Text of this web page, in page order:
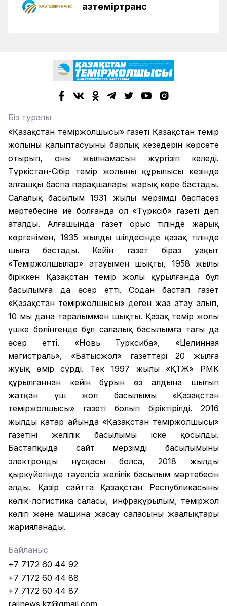
Қазтеміртранс
Біз туралы
«Қазақстан теміржолшысы» газеті Қазақстан темір
жолының қалыптасуының барлық кезеңдерін көрсете
отырып, оның жылнамасын жүргізіп келеді.
Түркістан-Сібір темір жолының құрылысы кезінде
алғашқы баспа парақшалары жарық көре бастады.
Салалық басылым 1931 жылы мерзімді баспасөз
мәртебесіне ие болғанда ол «Түрксіб» газеті деп
аталды. Алғашында газет орыс тілінде жарық
көргенімен, 1935 жылдың шілдесінде қазақ тілінде
шыға бастады. Кейін газет біраз уақыт
«Теміржолшылар» атауымен шықты, 1958 жылы
біріккен Қазақстан темір жолы құрылғанда бұл
басылымға да әсер етті. Содан бастап газет
«Қазақстан теміржолшысы» деген жаңа атау алып,
10 мың дана таралыммен шықты. Қазақ темір жолы
үшке бөлінгенде бұл салалық басылымға тағы да
әсер етті. «Новь Турксиба», «Целинная
магистраль», «Батысжол» газеттері 20 жылға
жуық өмір сүрді. Тек 1997 жылы «ҚТЖ» РМК
құрылғаннан кейін бұрын өз алдына шығып
жатқан үш жол басылымы «Қазақстан
теміржолшысы» газеті болып біріктірілді. 2016
жылдың қаңтар айында «Қазақстан теміржолшысы»
газетінің желілік басылымы іске қосылды.
Бастапқыда сайт мерзімді басылымының
электронды нұсқасы болса, 2018 жылдың
қыркүйегінде тәуелсіз желілік басылым мәртебесін
алды. Қазір сайтта Қазақстан Республикасының
көлік-логистика саласы, инфрақұрылым, теміржол
көлігі және машина жасау саласының жаңалықтары
жарияланады.
Байланыс
+7 7172 60 44 92
+7 7172 60 44 88
+7 7172 60 44 87
railnews.kz@gmail.com